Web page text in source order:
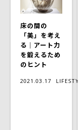
床の間の
「美」を考え
る｜アート力
を鍛えるため
のヒント
2021.03.17 LIFESTYLE